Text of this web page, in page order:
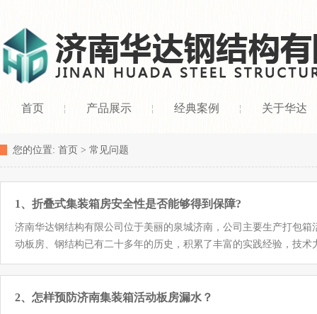
首页 产品展示 经典案例 关于华达
您的位置: 首页 > 常见问题
1、折叠式集装箱房安全性是否能够得到保障?
济南华达钢结构有限公司位于美丽的泉城济南，公司主要生产打包
动板房、钢结构已有二十多年的历史，积累了丰富的实践经验，技术
的折叠式集装箱房已经投入了很多科学技术的方法，所以在某些方
具备着非常强大的防腐和防潮，以及防虫防火的能力。而且还能够
房屋，应该体现的一种自然的风格。这样的一些箱房，已经能够让
2、怎样预防济南集装箱活动板房漏水？